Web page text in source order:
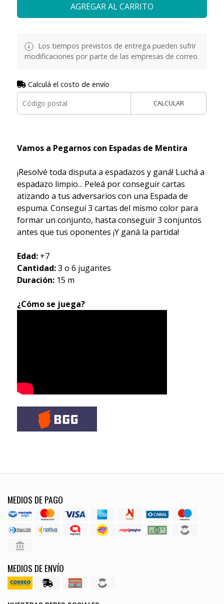
AGREGAR AL CARRITO
Los tiempos previstos de entrega pueden sufrir
modificaciones por parte de las empresas de correo.
Calculá el costo de envío
CALCULAR
Vamos a Pegarnos con Espadas de Mentira
¡Resolvé toda disputa a espadazos y ganá! Luchá a
espadazo limpio... Peleá por conseguir cartas
atizando a tus adversarios con una Espada de
espuma. Conseguí 3 cartas del mismo color para
formar un conjunto, hasta conseguir 3 conjuntos
antes que tus oponentes ¡Y ganá la partida!
Edad:+7
Cantidad:3 o 6 jugantes
Duración:15 m
¿Cómo se juega?
MEDIOS DE PAGO
MEDIOS DE ENVÍO